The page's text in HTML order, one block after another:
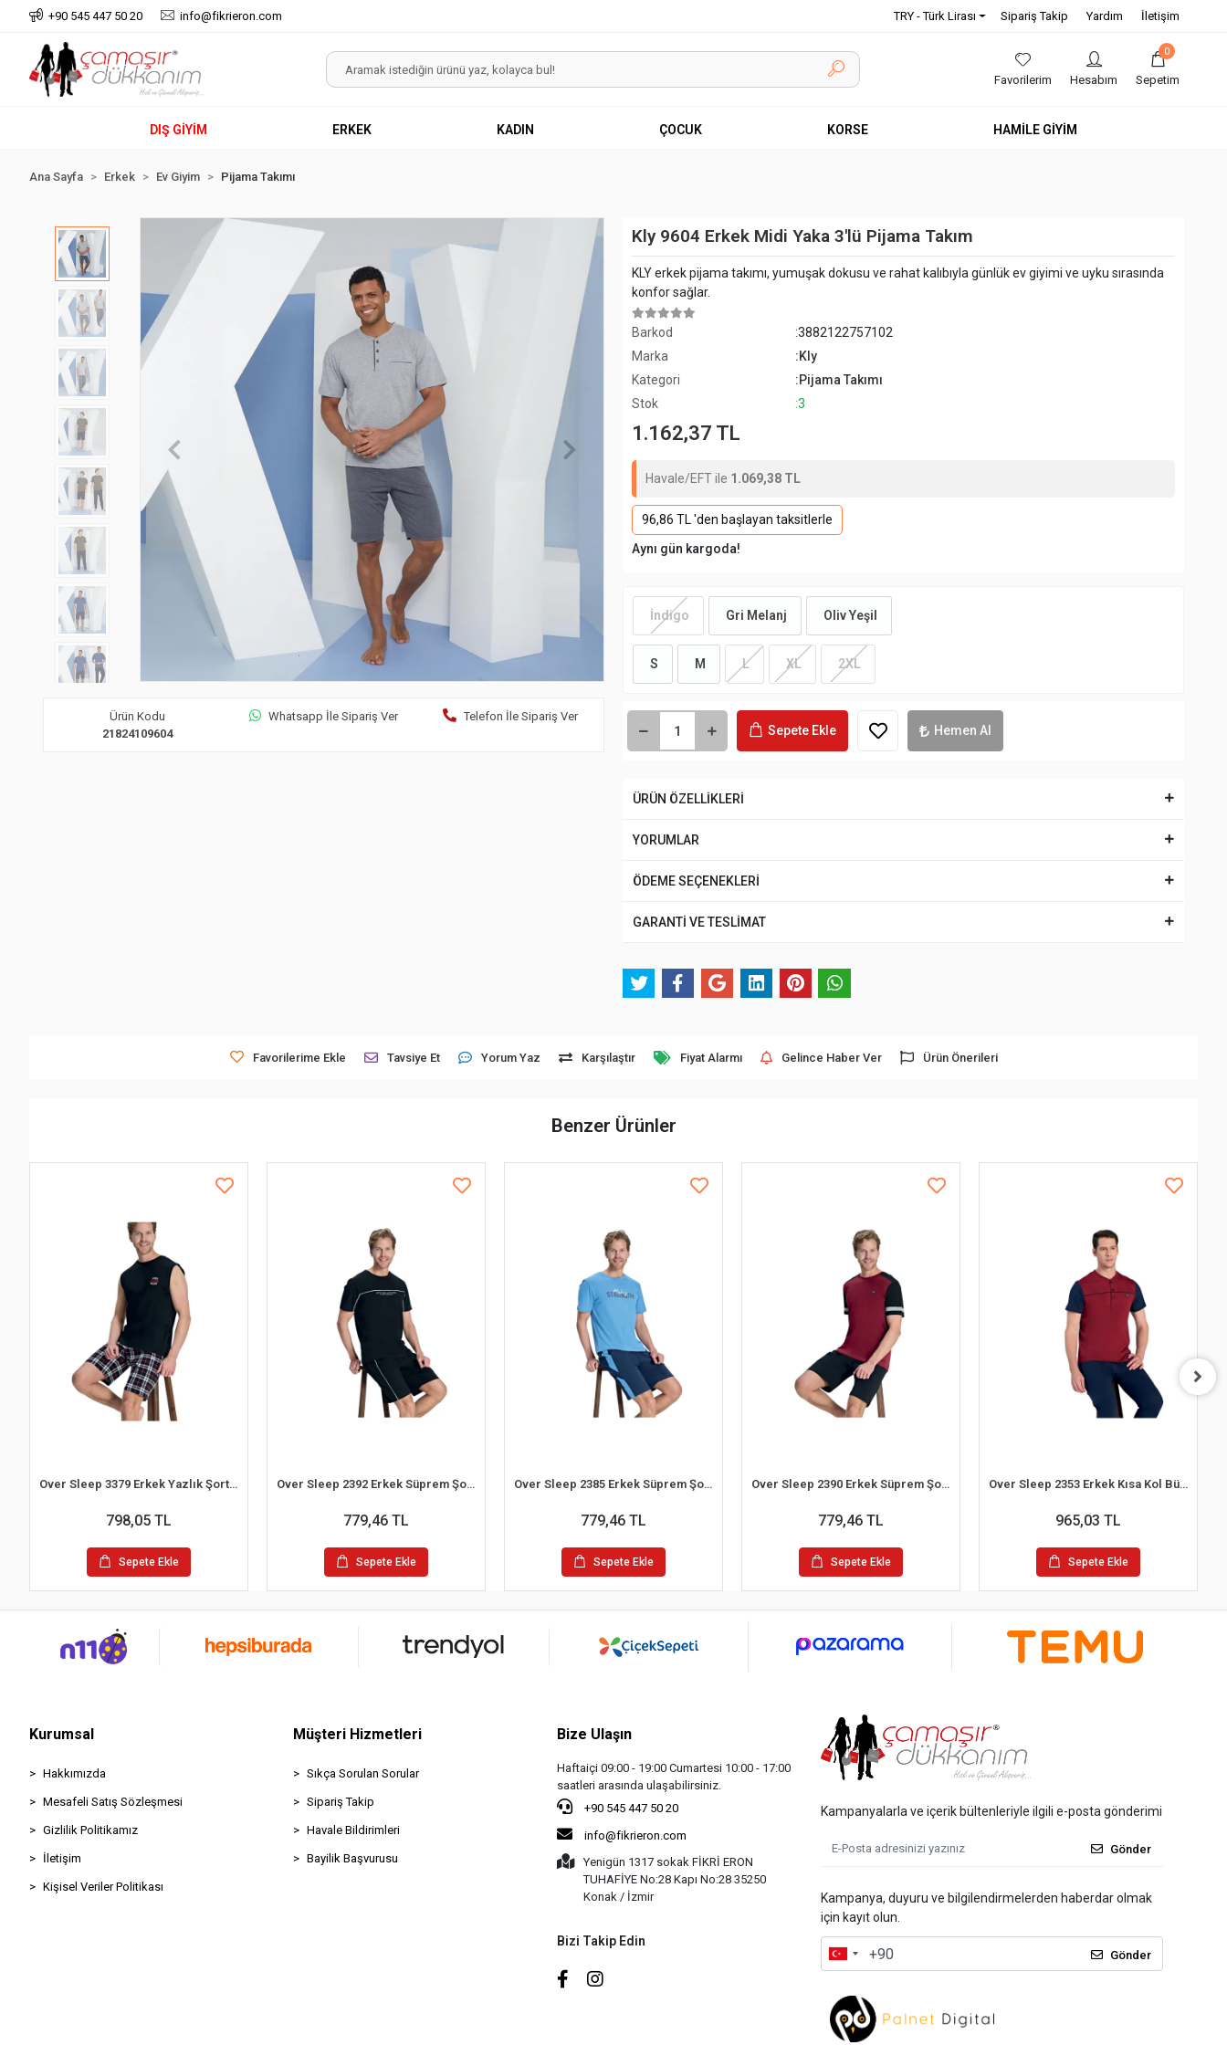
+90 545 447 50 20 info@fikrieron.com TRY - Türk Lirası Sipariş Takip Yardım İletişim
Favorilerim Hesabım
0
Sepetim
DIŞ GİYİM ERKEK KADIN ÇOCUK KORSE HAMİLE GİYİM
Ana Sayfa Erkek Ev Giyim Pijama Takımı
Ürün Kodu
21824109604
Whatsapp İle Sipariş Ver Telefon İle Sipariş Ver
Kly 9604 Erkek Midi Yaka 3'lü Pijama Takım
KLY erkek pijama takımı, yumuşak dokusu ve rahat kalıbıyla günlük ev giyimi ve uyku sırasında
konfor sağlar.
Barkod
:3882122757102
Marka
:Kly
Kategori
:Pijama Takımı
Stok
:3
1.162,37 TL
Havale/EFT ile 1.069,38 TL
96,86 TL 'den başlayan taksitlerle
Aynı gün kargoda!
İndigo Gri Melanj Oliv Yeşil
S M L XL 2XL
Sepete Ekle Hemen Al
ÜRÜN ÖZELLİKLERİ
YORUMLAR
ÖDEME SEÇENEKLERİ
GARANTİ VE TESLİMAT
Favorilerime Ekle Tavsiye Et Yorum Yaz Karşılaştır Fiyat Alarmı Gelince Haber Ver Ürün Önerileri
Benzer Ürünler
Over Sleep 3379 Erkek Yazlık Şort Pijama Takım (M-L-XL-2XL)
798,05 TL
Sepete Ekle
Over Sleep 2392 Erkek Süprem Şort Yazlık Pijama Takım (M-L-XL-2XL)
779,46 TL
Sepete Ekle
Over Sleep 2385 Erkek Süprem Şort Yazlık Pijama Takım (S-M-L-XL)
779,46 TL
Sepete Ekle
Over Sleep 2390 Erkek Süprem Şort Yazlık Pijama Takım (M-L-XL-2XL)
779,46 TL
Sepete Ekle
Over Sleep 2353 Erkek Kısa Kol Büyük Beden Süprem Pijama Takım (L-XL-XXL-3XL)
965,03 TL
Sepete Ekle
Kurumsal
Hakkımızda
Mesafeli Satış Sözleşmesi
Gizlilik Politikamız
İletişim
Kişisel Veriler Politikası
Müşteri Hizmetleri
Sıkça Sorulan Sorular
Sipariş Takip
Havale Bildirimleri
Bayilik Başvurusu
Bize Ulaşın
Haftaiçi 09:00 - 19:00 Cumartesi 10:00 - 17:00
saatleri arasında ulaşabilirsiniz.
+90 545 447 50 20
info@fikrieron.com
Yenigün 1317 sokak FİKRİ ERON
TUHAFİYE No:28 Kapı No:28 35250
Konak / İzmir
Bizi Takip Edin
Kampanyalarla ve içerik bültenleriyle ilgili e-posta gönderimi
Gönder
Kampanya, duyuru ve bilgilendirmelerden haberdar olmak
için kayıt olun.
Gönder